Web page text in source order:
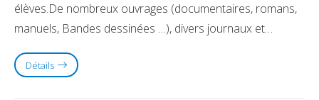
élèves.De nombreux ouvrages (documentaires, romans,
manuels, Bandes dessinées …), divers journaux et…
Détails